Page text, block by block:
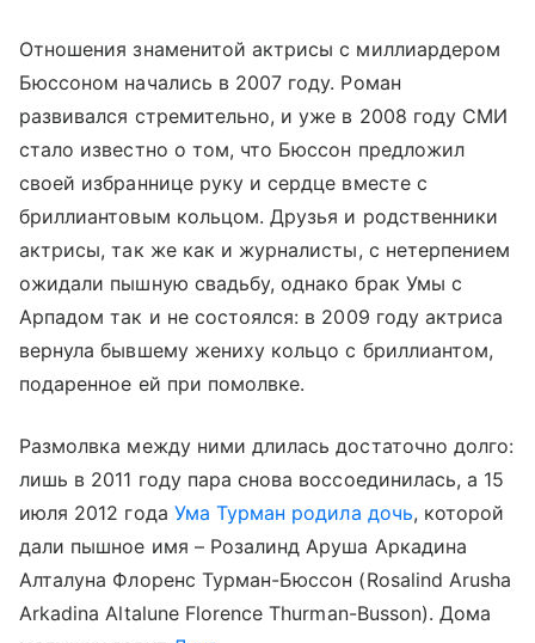
Отношения знаменитой актрисы с миллиардером
Бюссоном начались в 2007 году. Роман
развивался стремительно, и уже в 2008 году СМИ
стало известно о том, что Бюссон предложил
своей избраннице руку и сердце вместе с
бриллиантовым кольцом. Друзья и родственники
актрисы, так же как и журналисты, с нетерпением
ожидали пышную свадьбу, однако брак Умы с
Арпадом так и не состоялся: в 2009 году актриса
вернула бывшему жениху кольцо с бриллиантом,
подаренное ей при помолвке.
Размолвка между ними длилась достаточно долго:
лишь в 2011 году пара снова воссоединилась, а 15
июля 2012 года Ума Турман родила дочь, которой
дали пышное имя – Розалинд Аруша Аркадина
Алталуна Флоренс Турман-Бюссон (Rosalind Arusha
Arkadina Altalune Florence Thurman-Busson). Дома